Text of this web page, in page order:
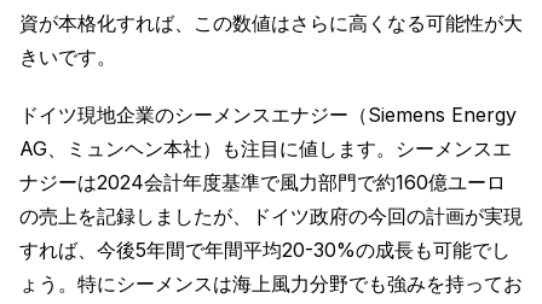
資が本格化すれば、この数値はさらに高くなる可能性が大
きいです。
ドイツ現地企業のシーメンスエナジー（Siemens Energy
AG、ミュンヘン本社）も注目に値します。シーメンスエ
ナジーは2024会計年度基準で風力部門で約160億ユーロ
の売上を記録しましたが、ドイツ政府の今回の計画が実現
すれば、今後5年間で年間平均20-30%の成長も可能でし
ょう。特にシーメンスは海上風力分野でも強みを持ってお